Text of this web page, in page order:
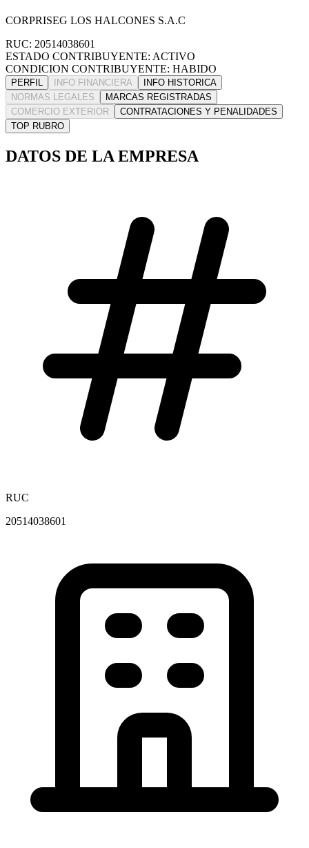
CORPRISEG LOS HALCONES S.A.C
RUC: 20514038601
ESTADO CONTRIBUYENTE: ACTIVO
CONDICION CONTRIBUYENTE: HABIDO
PERFIL INFO FINANCIERA
INFO HISTORICA
NORMAS LEGALES
MARCAS REGISTRADAS
COMERCIO EXTERIOR
CONTRATACIONES Y PENALIDADES
TOP RUBRO
DATOS DE LA EMPRESA
RUC
20514038601